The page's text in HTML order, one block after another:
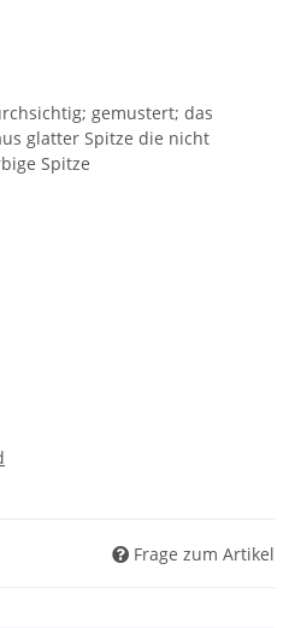
gemustert; das
glatter Spitze die nicht
Spitze
Frage zum Artikel